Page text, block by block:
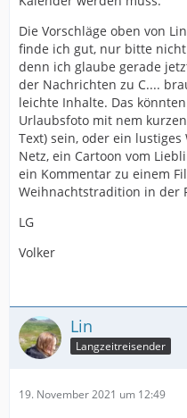
Die Vorschläge oben von
finde ich gut, nur bitte
denn ich glaube gerade
der Nachrichten zu C....
leichte Inhalte. Das
Urlaubsfoto mit nem
Text) sein, oder ein
Netz, ein Cartoon vom
ein Kommentar zu einem
Weihnachtstradition in der
LG
Volker
Lin
Langzeitreisender
19. November 2021 um 12:49